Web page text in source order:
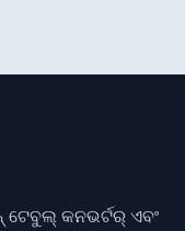
ଟେବୁଲ୍ କନଭର୍ଟର୍ ଏବଂ